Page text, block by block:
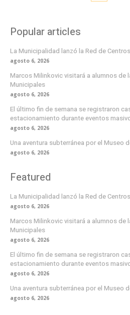
Popular articles
La Municipalidad lanzó la Red de
agosto 6, 2026
Marcos Milinkovic visitará a alumnos de
Municipales
agosto 6, 2026
El último fin de semana se registraron
estacionamiento durante eventos
agosto 6, 2026
Una aventura subterránea por el Museo
agosto 6, 2026
Featured
La Municipalidad lanzó la Red de
agosto 6, 2026
Marcos Milinkovic visitará a alumnos de
Municipales
agosto 6, 2026
El último fin de semana se registraron
estacionamiento durante eventos
agosto 6, 2026
Una aventura subterránea por el Museo
agosto 6, 2026